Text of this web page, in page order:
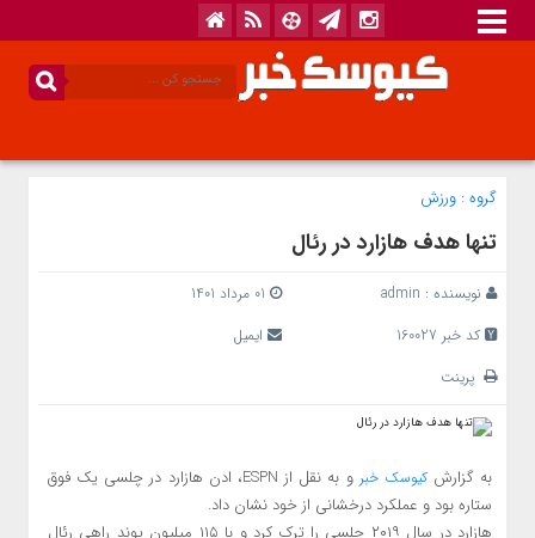
گروه : ورزش
تنها هدف هازارد در رئال
نویسنده : admin
کد خبر 160027
ایمیل
پرینت
به گزارشکیوسک خبر
و به نقل از ESPN، ادن هازارد در چلسی یک فوق
ستاره بود و عملکرد درخشانی از خود نشان داد.
هازارد در سال ۲۰۱۹ چلسی را ترک کرد و با ۱۱۵ میلیون پوند راهی رئال